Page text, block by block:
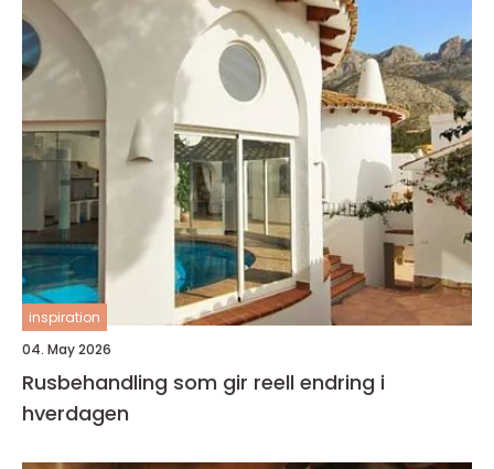
inspiration
04. May 2026
Rusbehandling som gir reell endring i
hverdagen